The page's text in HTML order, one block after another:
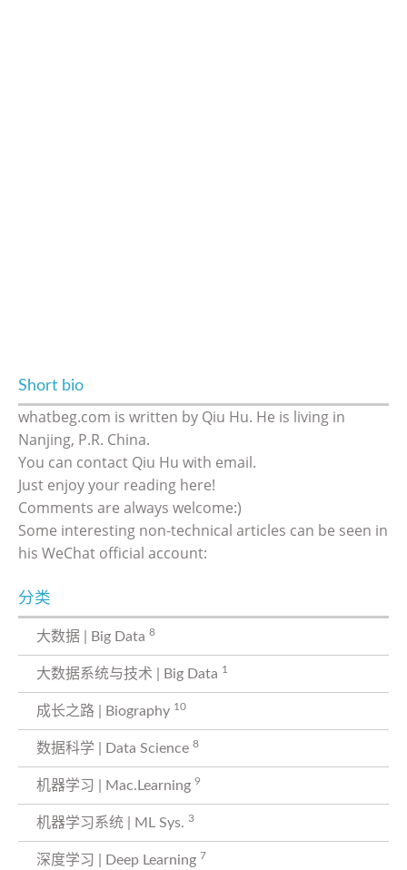
Short bio
whatbeg.com is written by Qiu Hu. He is living in
Nanjing, P.R. China.
You can contact Qiu Hu with email.
Just enjoy your reading here!
Comments are always welcome:)
Some interesting non-technical articles can be seen in
his WeChat official account:
分类
大数据 | Big Data 8
大数据系统与技术 | Big Data 1
成长之路 | Biography 10
数据科学 | Data Science 8
机器学习 | Mac.Learning 9
机器学习系统 | ML Sys. 3
深度学习 | Deep Learning 7